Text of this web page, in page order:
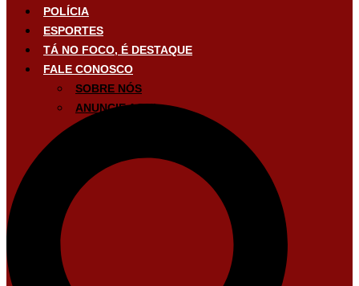
POLÍCIA
ESPORTES
TÁ NO FOCO, É DESTAQUE
FALE CONOSCO
SOBRE NÓS
ANUNCIE AQUI